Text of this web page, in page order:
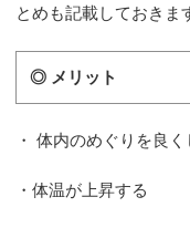
とめも記載しておきま
◎ メリット
・ 体内のめぐりを良
・体温が上昇する